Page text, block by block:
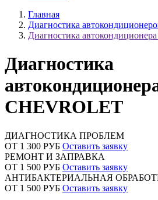
Главная
Диагностика
Диагностика
Диагностика
CHEVROLET
ДИАГНОСТИКА ПРОБЛЕМ
ОТ 1 300 РУБ Оставить заявку
РЕМОНТ И ЗАПРАВКА
ОТ 1 500 РУБ Оставить заявку
АНТИБАКТЕРИАЛЬНАЯ
ОТ 1 500 РУБ Оставить заявку